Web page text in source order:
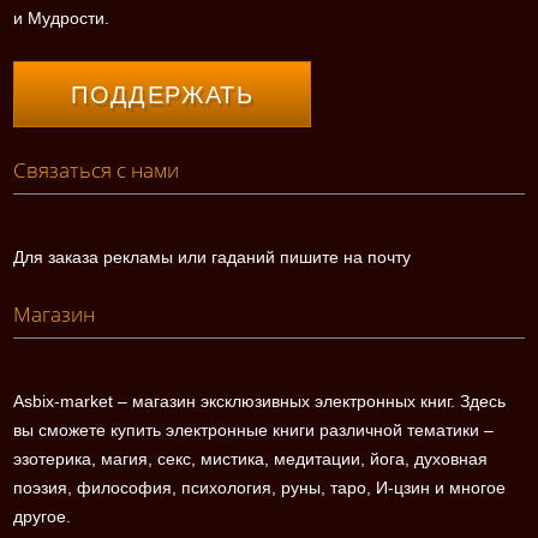
и Мудрости.
ПОДДЕРЖАТЬ
Связаться с нами
Для заказа рекламы или гаданий пишите на почту
Магазин
Asbix-market – магазин эксклюзивных электронных книг. Здесь
вы сможете купить электронные книги различной тематики –
эзотерика, магия, секс, мистика, медитации, йога, духовная
поэзия, философия, психология, руны, таро, И-цзин и многое
другое.